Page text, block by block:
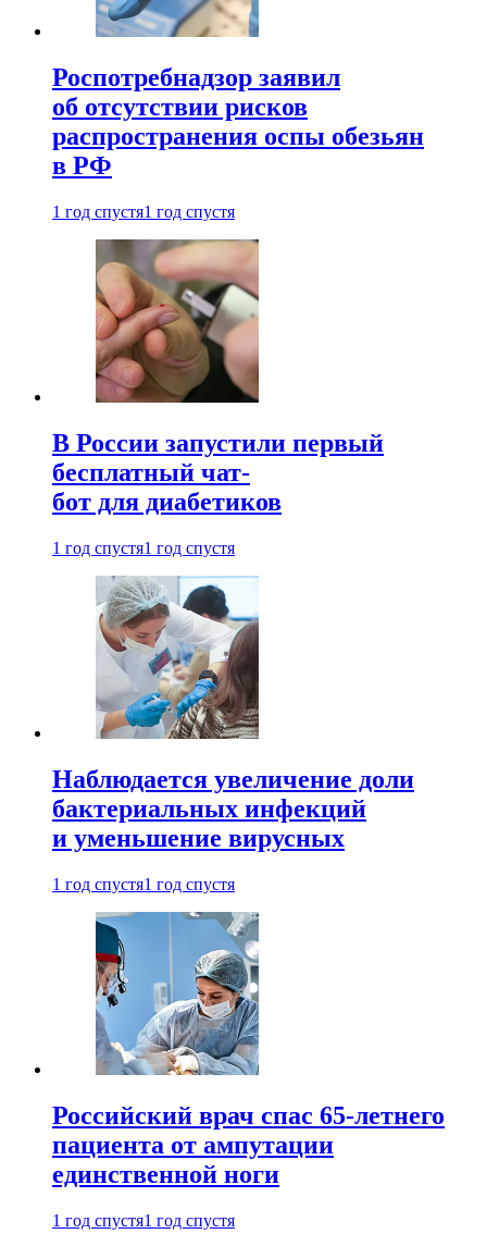
Роспотребнадзор заявил
об отсутствии рисков
распространения оспы обезьян
в РФ
1 год спустя1 год спустя
В России запустили первый
бесплатный чат-
бот для диабетиков
1 год спустя1 год спустя
Наблюдается увеличение доли
бактериальных инфекций
и уменьшение вирусных
1 год спустя1 год спустя
Российский врач спас 65-летнего
пациента от ампутации
единственной ноги
1 год спустя1 год спустя